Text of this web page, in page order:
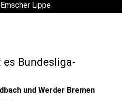
Lippe
Bundesliga-
und Werder Bremen